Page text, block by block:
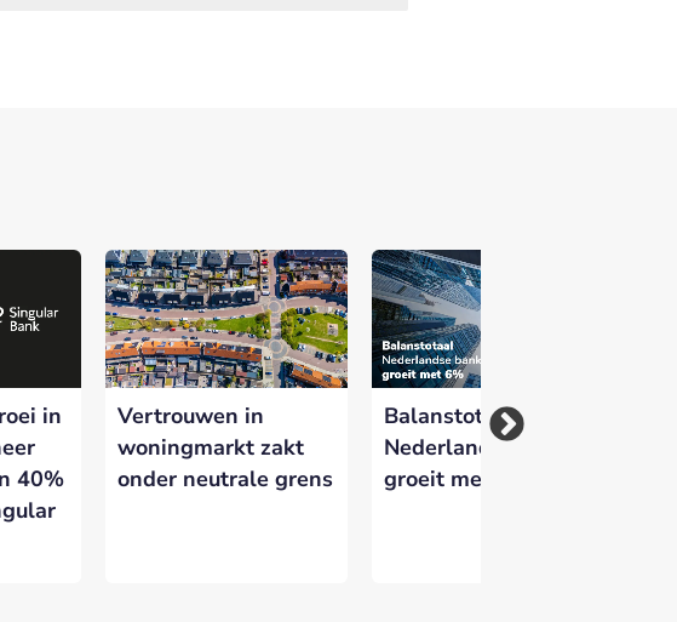
in
40%
Vertrouwen in
woningmarkt zakt
onder neutrale grens
Balanstotaal
Nederlandse banken
groeit met 6%